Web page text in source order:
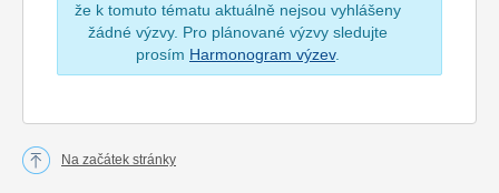
že k tomuto tématu aktuálně nejsou vyhlášeny
žádné výzvy. Pro plánované výzvy sledujte
prosím Harmonogram výzev.
Na začátek stránky